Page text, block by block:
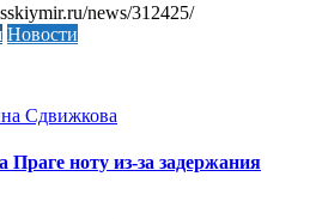
news/312425/
Новости
Сдвижкова
ноту из-за задержания